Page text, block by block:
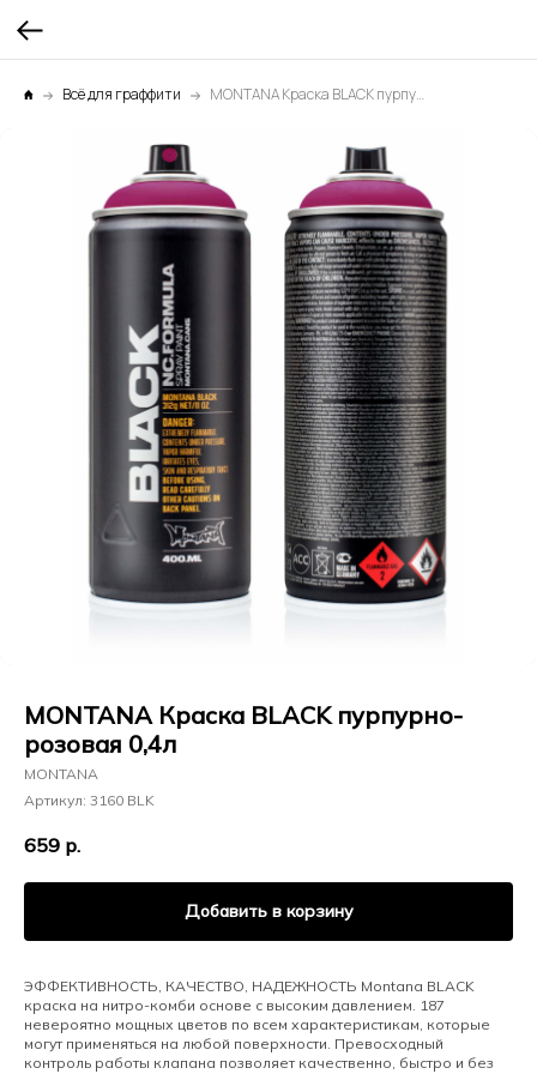
Всё для граффити MONTANA Краска BLACK пурпурно-розовая 0,4л
MONTANA Краска BLACK пурпурно-
розовая 0,4л
MONTANA
Артикул: 3160 BLK
659 р.
Добавить в корзину
ЭФФЕКТИВНОСТЬ, КАЧЕСТВО, НАДЕЖНОСТЬ Montana BLACK
краска на нитро-комби основе с высоким давлением. 187
невероятно мощных цветов по всем характеристикам, которые
могут применяться на любой поверхности. Превосходный
контроль работы клапана позволяет качественно, быстро и без